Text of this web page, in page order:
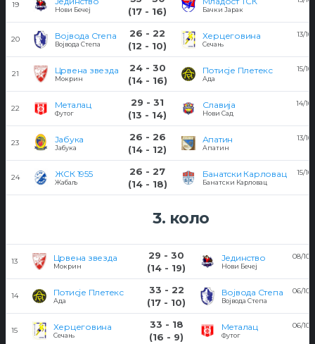
19
Нови Бечеј
(17 - 16)
Бачки Јарак
20 Војвода Степа
Војвода Степа
26 - 22
(12 - 10)
Херцеговина
Сечањ
13/
21 Црвена звезда
Мокрин
24 - 30
(14 - 16)
Потисје Плетекс
Ада
15/
22 Металац
Футог
29 - 31
(13 - 14)
Славија
Нови Сад
14/
23 Јабука
Јабука
26 - 26
(14 - 12)
Апатин
Апатин
13/
24 ЖСК 1955
Жабаљ
26 - 27
(14 - 18)
Банатски Карловац
Банатски Карловац
15/
3. коло
13 Црвена звезда
Мокрин
29 - 30
(14 - 19)
Јединство
Нови Бечеј
08/10/
14 Потисје Плетекс
Ада
33 - 22
(17 - 10)
Војвода Степа
Војвода Степа
06/10/
15 Херцеговина
Сечањ
33 - 18
(16 - 9)
Металац
Футог
06/10/